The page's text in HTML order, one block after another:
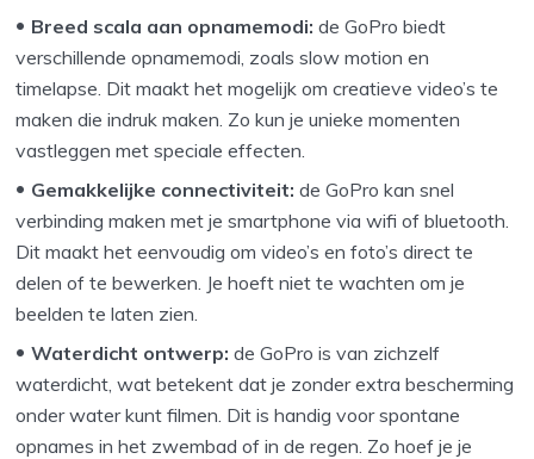
Breed scala aan opnamemodi:de GoPro biedt
verschillende opnamemodi, zoals slow motion en
timelapse. Dit maakt het mogelijk om creatieve video’s te
maken die indruk maken. Zo kun je unieke momenten
vastleggen met speciale effecten.
Gemakkelijke connectiviteit: de GoPro kan snel
verbinding maken met je smartphone via wifi of bluetooth.
Dit maakt het eenvoudig om video’s en foto’s direct te
delen of te bewerken. Je hoeft niet te wachten om je
beelden te laten zien.
Waterdicht ontwerp: de GoPro is van zichzelf
waterdicht, wat betekent dat je zonder extra bescherming
onder water kunt filmen. Dit is handig voor spontane
opnames in het zwembad of in de regen. Zo hoef je je